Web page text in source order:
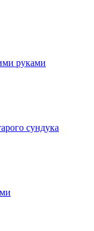
руками
сундука